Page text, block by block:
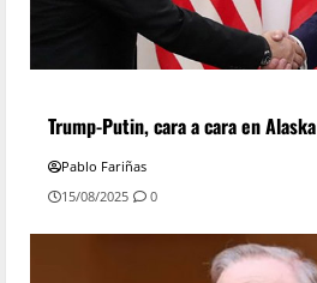
Trump-Putin, cara a cara en Alaska
Pablo Fariñas
15/08/2025
0